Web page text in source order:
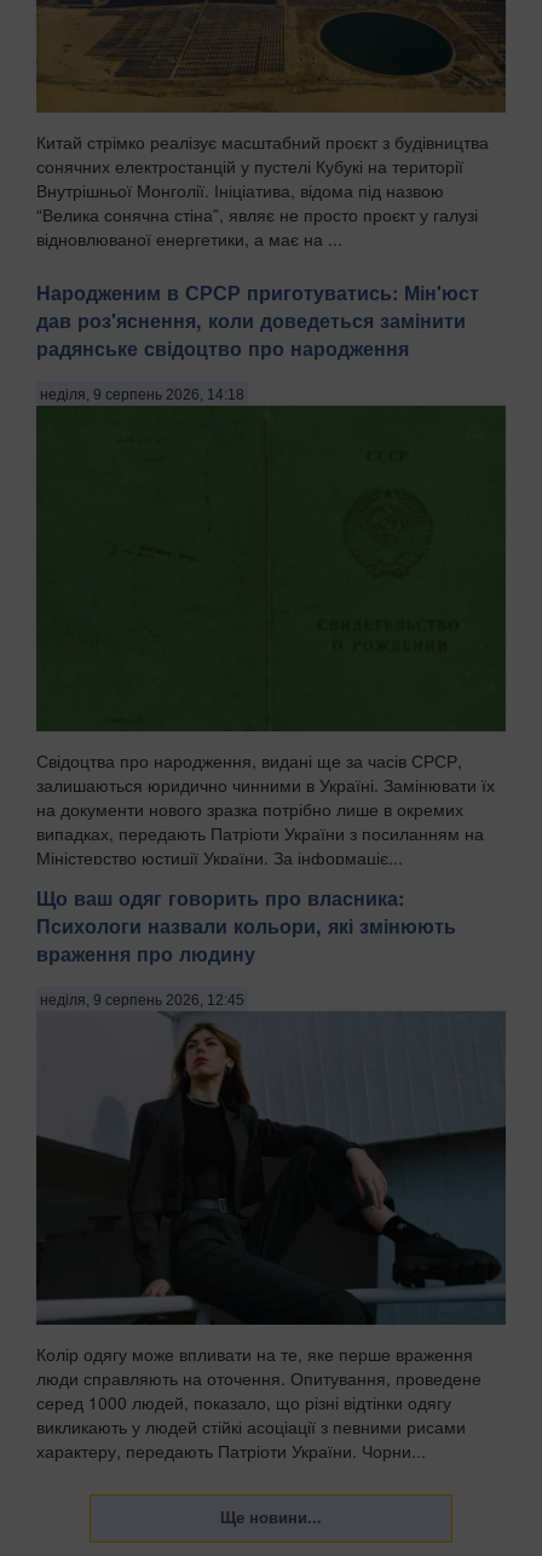
Китай стрімко реалізує масштабний проєкт з будівництва
сонячних електростанцій у пустелі Кубукі на території
Внутрішньої Монголії. Ініціатива, відома під назвою
“Велика сонячна стіна”, являє не просто проєкт у галузі
відновлюваної енергетики, а має на ...
Народженим в СРСР приготуватись: Мін'юст
дав роз'яснення, коли доведеться замінити
радянське свідоцтво про народження
неділя, 9 серпень 2026, 14:18
Свідоцтва про народження, видані ще за часів СРСР,
залишаються юридично чинними в Україні. Замінювати їх
на документи нового зразка потрібно лише в окремих
випадках, передають Патріоти України з посиланням на
Міністерство юстиції України. За інформаціє...
Що ваш одяг говорить про власника:
Психологи назвали кольори, які змінюють
враження про людину
неділя, 9 серпень 2026, 12:45
Колір одягу може впливати на те, яке перше враження
люди справляють на оточення. Опитування, проведене
серед 1000 людей, показало, що різні відтінки одягу
викликають у людей стійкі асоціації з певними рисами
характеру, передають Патріоти України. Чорни...